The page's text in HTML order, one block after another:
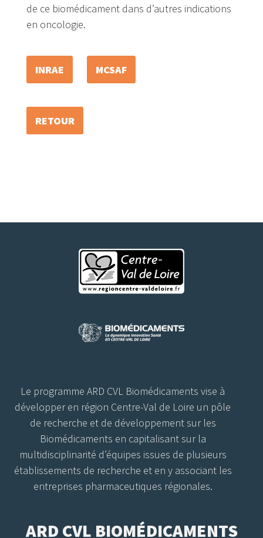
de ce biomédicament dans d’autres indications
en oncologie.
INRAE MCSAF
RETOUR
Le programme ARD CVL Biomédicaments vise à
développer en région Centre-Val de Loire un pôle
de recherche et de développement sur les
Biomédicaments en capitalisant sur la
multidisciplinarité d’équipes issues de plusieurs
établissements de recherche et en y associant les
entreprises pharmaceutiques régionales.
ARD CVL BIOMÉDICAMENTS